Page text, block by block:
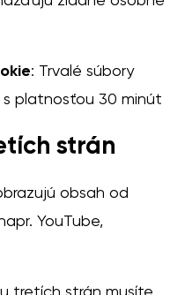
: Trvalé súbory
platnosťou 30 minút
strán
obsah od
YouTube,